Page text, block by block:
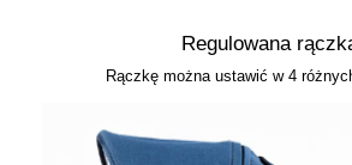
Regulowana
Rączkę można ustawić w 4